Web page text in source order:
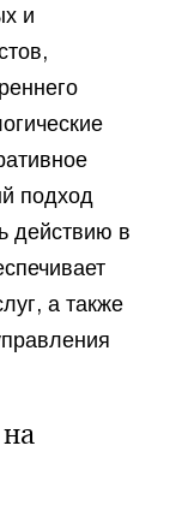
и
подход
действию в
а также